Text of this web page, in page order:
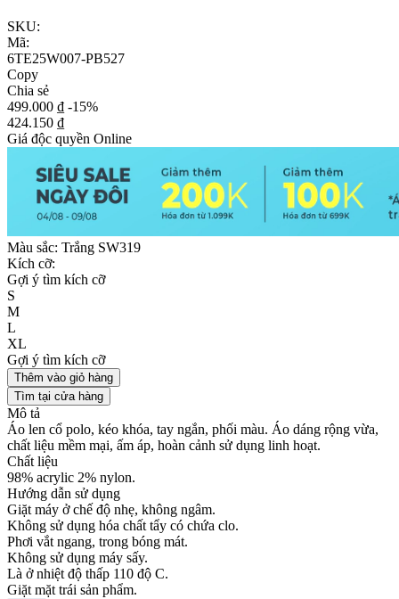
SKU:
Mã:
6TE25W007-PB527
Copy
Chia sẻ
499.000 ₫ -15%
424.150 ₫
Giá độc quyền Online
Màu sắc: Trắng SW319
Kích cỡ:
Gợi ý tìm kích cỡ
S
M
L
XL
Gợi ý tìm kích cỡ
Thêm vào giỏ hàng
Tìm tại cửa hàng
Mô tả
Áo len cổ polo, kéo khóa, tay ngắn, phối màu. Áo dáng rộng vừa,
chất liệu mềm mại, ấm áp, hoàn cảnh sử dụng linh hoạt.
Chất liệu
98% acrylic 2% nylon.
Hướng dẫn sử dụng
Giặt máy ở chế độ nhẹ, không ngâm.
Không sử dụng hóa chất tẩy có chứa clo.
Phơi vắt ngang, trong bóng mát.
Không sử dụng máy sấy.
Là ở nhiệt độ thấp 110 độ C.
Giặt mặt trái sản phẩm.